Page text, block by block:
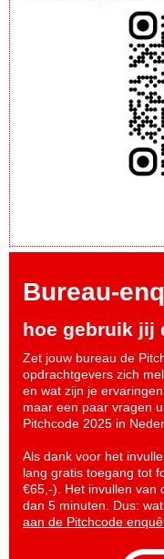
Bureau-
hoe gebruik jij
Zet jouw bureau de
opdrachtgevers zich
en wat zijn je
maar een paar vragen
Pitchcode 2025 in
Als dank voor het
lang gratis toegang tot
€65,-). Het invullen van
dan 5 minuten. Dus:
aan de Pitchcode